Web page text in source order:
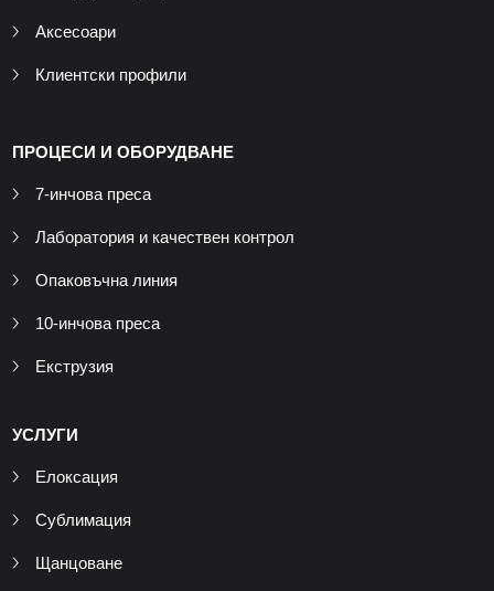
Аксесоари
Клиентски профили
ПРОЦЕСИ И ОБОРУДВАНЕ
7-инчова преса
Лаборатория и качествен контрол
Опаковъчна линия
10-инчова преса
Екструзия
УСЛУГИ
Елоксация
Сублимация
Щанцоване